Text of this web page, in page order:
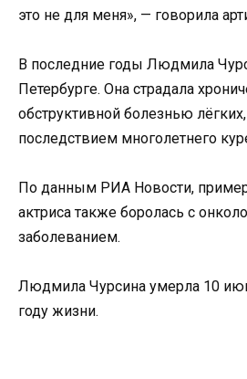
это не для меня», — говорила
В последние годы Людмила
Петербурге. Она страдала
обструктивной болезнью лёгких,
последствием многолетнего
По данным РИА Новости,
актриса также боролась с
заболеванием.
Людмила Чурсина умерла 10
году жизни.